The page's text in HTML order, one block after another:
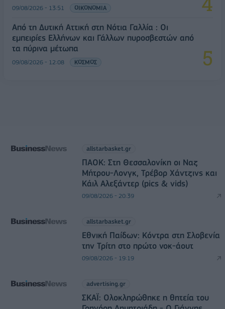
09/08/2026 - 13:51 ΟΙΚΟΝΟΜΙΑ
Από τη Δυτική Αττική στη Νότια Γαλλία : Οι
εμπειρίες Ελλήνων και Γάλλων πυροσβεστών από
τα πύρινα μέτωπα
09/08/2026 - 12:08 ΚΟΣΜΟΣ
allstarbasket.gr
ΠΑΟΚ: Στη Θεσσαλονίκη οι Ναζ
Μήτρου-Λονγκ, Τρέβορ Χάντζινς και
Κάιλ Αλεξάντερ (pics & vids)
09/08/2026 - 20:39
allstarbasket.gr
Εθνική Παίδων: Κόντρα στη Σλοβενία
την Τρίτη στο πρώτο νοκ-άουτ
09/08/2026 - 19:19
advertising.gr
ΣΚΑΪ: Ολοκληρώθηκε η θητεία του